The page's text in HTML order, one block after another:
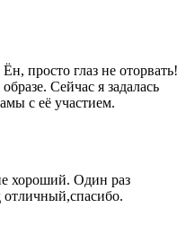
просто глаз не оторвать!
Сейчас я задалась
с её участием.
хороший. Один раз